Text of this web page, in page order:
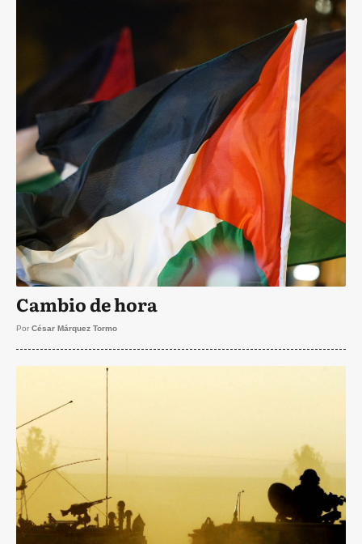
Cambio de hora
Por César Márquez Tormo